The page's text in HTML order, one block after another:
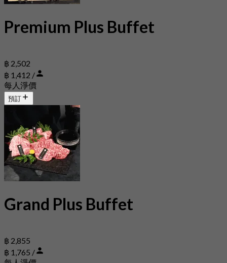
Premium Plus Buffet
฿ 2,502
฿ 1,412 /
每人淨價
預訂
Grand Plus Buffet
฿ 2,855
฿ 1,765 /